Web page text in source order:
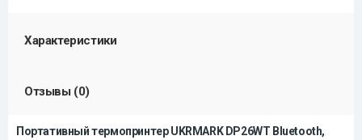
Характеристики
Отзывы (0)
Портативный термопринтер UKRMARK DP26WT Bluetooth,